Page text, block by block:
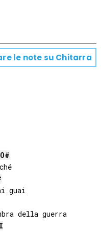
le note su Chitarra
Uno per tre e tre per uno perché
E difendiam la Terra, dall'ombra della guerra